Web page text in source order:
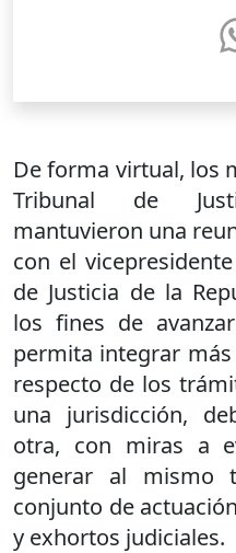
De forma virtual, los
Tribunal de
mantuvieron una
con el
de Justicia de la
los fines de
permita integrar
respecto de los
una jurisdicción,
otra, con miras a
generar al mismo
conjunto de
y exhortos judiciales.